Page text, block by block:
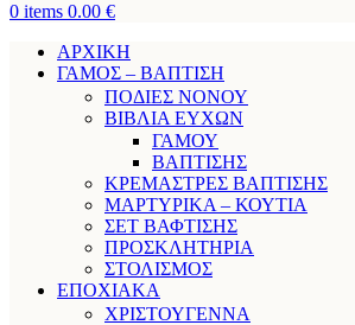
0 items 0.00 €
ΑΡΧΙΚΗ
ΓΑΜΟΣ – ΒΑΠΤΙΣΗ
ΠΟΔΙΕΣ ΝΟΝΟΥ
ΒΙΒΛΙΑ ΕΥΧΩΝ
ΓΑΜΟΥ
ΒΑΠΤΙΣΗΣ
ΚΡΕΜΑΣΤΡΕΣ ΒΑΠΤΙΣΗΣ
ΜΑΡΤΥΡΙΚΑ – ΚΟΥΤΙΑ
ΣΕΤ ΒΑΦΤΙΣΗΣ
ΠΡΟΣΚΛΗΤΗΡΙΑ
ΣΤΟΛΙΣΜΟΣ
ΕΠΟΧΙΑΚΑ
ΧΡΙΣΤΟΥΓΕΝΝΑ